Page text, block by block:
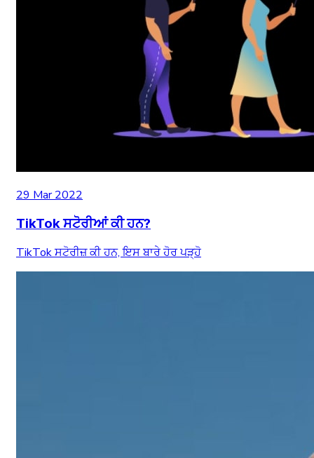
29 Mar 2022
TikTok ਸਟੋਰੀਆਂ ਕੀ ਹਨ?
TikTok ਸਟੋਰੀਜ਼ ਕੀ ਹਨ, ਇਸ ਬਾਰੇ ਹੋਰ ਪੜ੍ਹੋ